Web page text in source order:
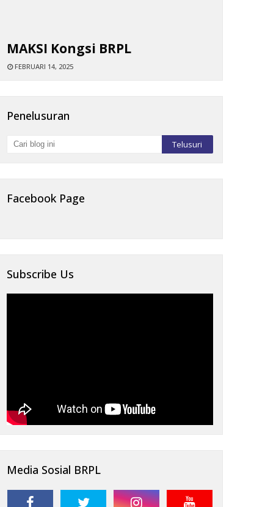
MAKSI Kongsi BRPL
FEBRUARI 14, 2025
Penelusuran
Facebook Page
Subscribe Us
Media Sosial BRPL